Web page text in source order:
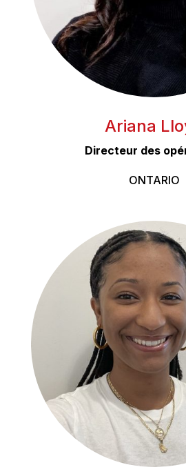
Ariana
Directeur des
ONTARIO